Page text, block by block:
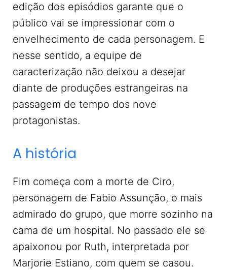
edição dos episódios garante que o
público vai se impressionar com o
envelhecimento de cada personagem. E
nesse sentido, a equipe de
caracterização não deixou a desejar
diante de produções estrangeiras na
passagem de tempo dos nove
protagonistas.
A história
Fim começa com a morte de Ciro,
personagem de Fabio Assunção, o mais
admirado do grupo, que morre sozinho na
cama de um hospital. No passado ele se
apaixonou por Ruth, interpretada por
Marjorie Estiano, com quem se casou.